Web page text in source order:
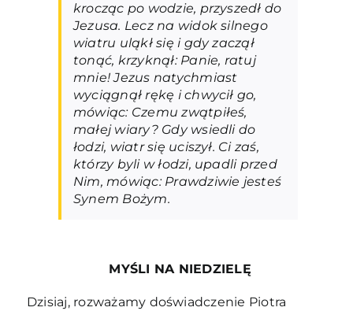
krocząc po wodzie, przyszedł do
Jezusa. Lecz na widok silnego
wiatru uląkł się i gdy zaczął
tonąć, krzyknął: Panie, ratuj
mnie! Jezus natychmiast
wyciągnął rękę i chwycił go,
mówiąc: Czemu zwątpiłeś,
małej wiary? Gdy wsiedli do
łodzi, wiatr się uciszył. Ci zaś,
którzy byli w łodzi, upadli przed
Nim, mówiąc: Prawdziwie jesteś
Synem Bożym.
MYŚLI NA NIEDZIELĘ
Dzisiaj, rozważamy doświadczenie Piotra